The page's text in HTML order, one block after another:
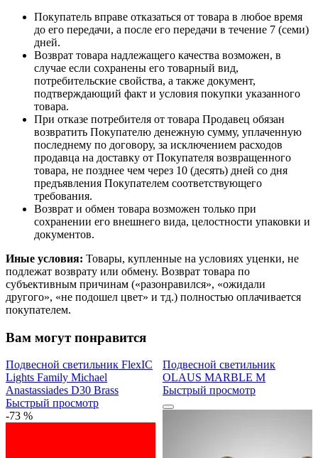
Покупатель вправе отказаться от товара в любое время
до его передачи, а после его передачи в течение 7 (семи)
дней.
Возврат товара надлежащего качества возможен, в
случае если сохранены его товарный вид,
потребительские свойства, а также документ,
подтверждающий факт и условия покупки указанного
товара.
При отказе потребителя от товара Продавец обязан
возвратить Покупателю денежную сумму, уплаченную
последнему по договору, за исключением расходов
продавца на доставку от Покупателя возвращенного
товара, не позднее чем через 10 (десять) дней со дня
предъявления Покупателем соответствующего
требования.
Возврат и обмен товара возможен только при
сохранении его внешнего вида, целостности упаковки и
документов.
Иные условия: Товары, купленные на условиях уценки, не
подлежат возврату или обмену. Возврат товара по
субъективным причинам («разонравился», «ожидали
другого», «не подошел цвет» и тд.) полностью оплачивается
покупателем.
Вам могут понравится
Подвесной светильник FlexIC
Lights Family Michael
Anastassiades D30 Brass
Быстрый просмотр
-73 %
Подвесной светильник
OLAUS MARBLE M
Быстрый просмотр